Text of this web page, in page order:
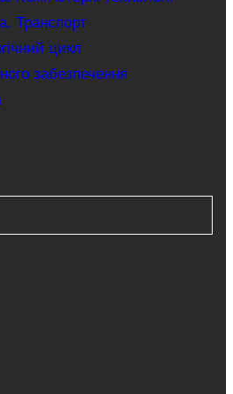
Транспорт
цикл
забезпечення